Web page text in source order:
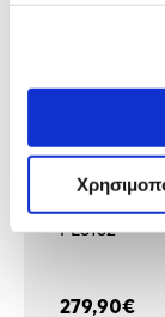
Braun
PL3132
279,90€